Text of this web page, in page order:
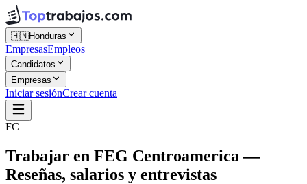
🇭🇳Honduras
EmpresasEmpleos
Candidatos
Empresas
Iniciar sesiónCrear cuenta
FC
Trabajar en FEG Centroamerica —
Reseñas, salarios y entrevistas